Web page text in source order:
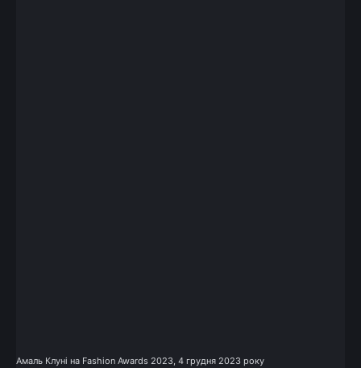
Амаль Клуні на Fashion Awards 2023, 4 грудня 2023 року